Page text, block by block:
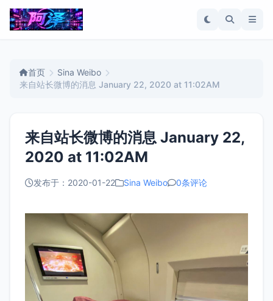
首页
Sina Weibo
来自站长微博的消息 January 22, 2020 at 11:02AM
来自站长微博的消息 January 22,
2020 at 11:02AM
发布于：2020-01-22 Sina Weibo 0条评论